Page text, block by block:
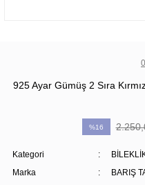
925 Ayar Gümüş 2 Sıra
%16
Kategori
Marka
BARIŞ